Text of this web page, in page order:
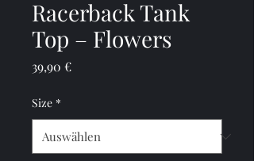
Racerback Tank
Top – Flowers
39,90 €Preis
Size *